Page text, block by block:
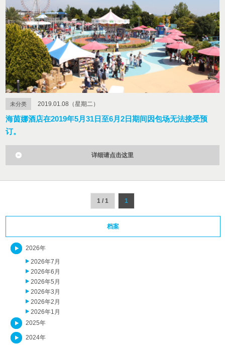
未分类 2019.01.08（星期二）
海茵娜酒店在2019年5月31日至6月2日期间因包场无法接受预
订。
详细请点击这里
1 / 1 1
档案
2026年
2026年7月
2026年6月
2026年5月
2026年3月
2026年2月
2026年1月
2025年
2024年